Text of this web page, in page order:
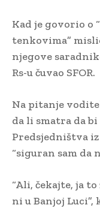
Kad je govorio o
tenkovima”
njegove
Rs-u čuvao SFOR.
Na pitanje
da li smatra da bi
Predsjedništva iz
“siguran sam da
“Ali, čekajte, ja
ni u Banjoj Luci”,